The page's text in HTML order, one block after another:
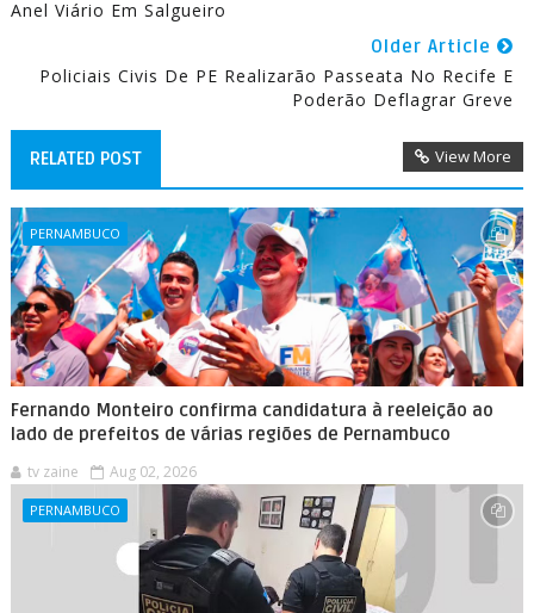
Anel Viário Em Salgueiro
Older Article
Policiais Civis De PE Realizarão Passeata No Recife E
Poderão Deflagrar Greve
RELATED POST View More
PERNAMBUCO
Fernando Monteiro confirma candidatura à reeleição ao
lado de prefeitos de várias regiões de Pernambuco
tv zaine Aug 02, 2026
PERNAMBUCO